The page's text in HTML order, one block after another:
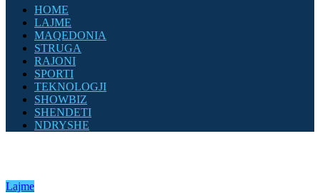
HOME
LAJME
MAQEDONIA
STRUGA
RAJONI
SPORTI
TEKNOLOGJI
SHOWBIZ
SHENDETI
NDRYSHE
Lajme